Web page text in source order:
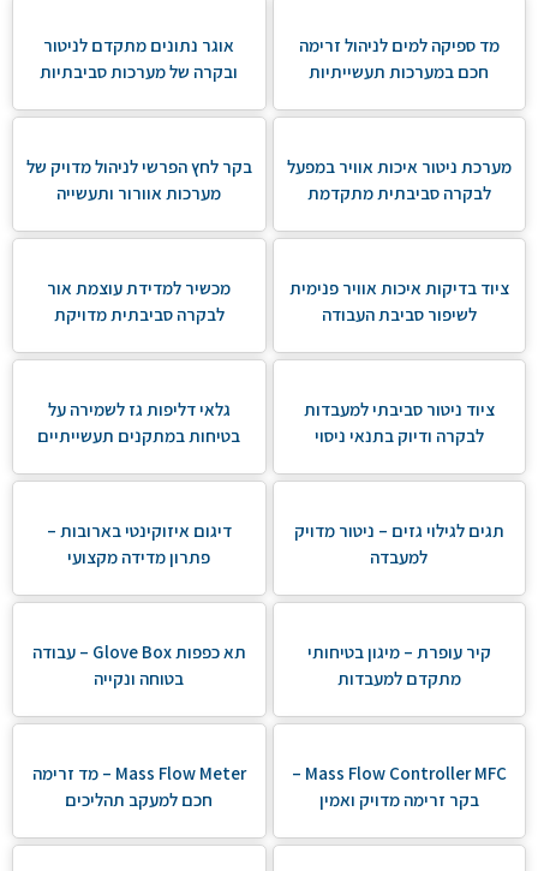
מד ספיקה למים לניהול זרימה
חכם במערכות תעשייתיות
אוגר נתונים מתקדם לניטור
ובקרה של מערכות סביבתיות
מערכת ניטור איכות אוויר במפעל
לבקרה סביבתית מתקדמת
בקר לחץ הפרשי לניהול מדויק של
מערכות אוורור ותעשייה
ציוד בדיקות איכות אוויר פנימית
לשיפור סביבת העבודה
מכשיר למדידת עוצמת אור
לבקרה סביבתית מדויקת
ציוד ניטור סביבתי למעבדות
לבקרה ודיוק בתנאי ניסוי
גלאי דליפות גז לשמירה על
בטיחות במתקנים תעשייתיים
תגים לגילוי גזים – ניטור מדויק
למעבדה
דיגום איזוקינטי בארובות –
פתרון מדידה מקצועי
קיר עופרת – מיגון בטיחותי
מתקדם למעבדות
תא כפפות Glove Box – עבודה
בטוחה ונקייה
Mass Flow Controller MFC –
בקר זרימה מדויק ואמין
Mass Flow Meter – מד זרימה
חכם למעקב תהליכים